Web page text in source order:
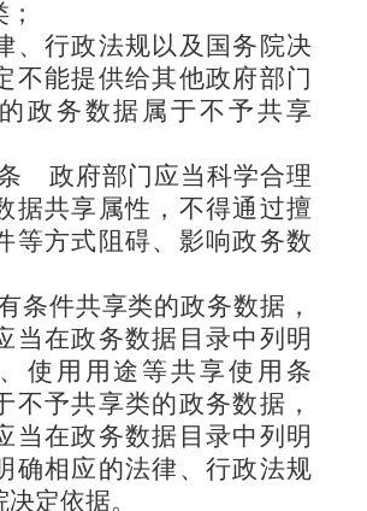
、行政法规以及国务院决
不能提供给其他政府部门
政务数据属于不予共享
政府部门应当科学合理
据共享属性，不得通过擅
等方式阻碍、影响政务数
条件共享类的政务数据，
当在政务数据目录中列明
使用用途等共享使用条
不予共享类的政务数据，
当在政务数据目录中列明
确相应的法律、行政法规
定依据。